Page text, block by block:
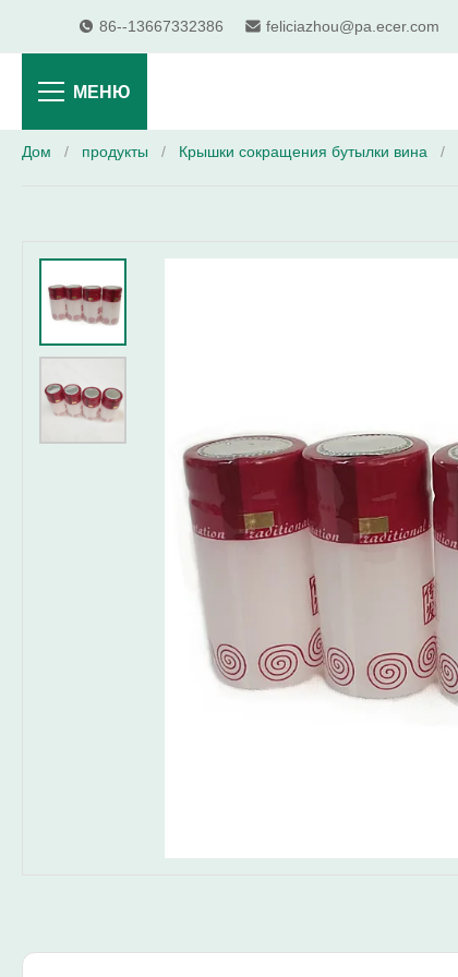
86--13667332386 feliciazhou@pa.ecer.com
МЕНЮ
Дом / продукты / Крышки сокращения бутылки вина /